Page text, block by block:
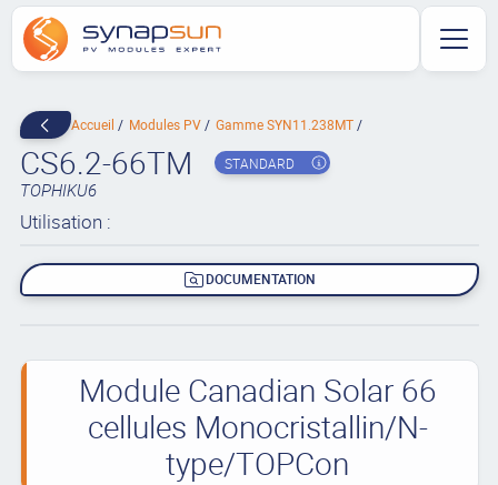
Accueil Modules PV Gamme SYN11.238MT
CS6.2-66TM STANDARD
TOPHIKU6
Utilisation :
DOCUMENTATION
Module Canadian Solar 66
cellules Monocristallin/N-
type/TOPCon